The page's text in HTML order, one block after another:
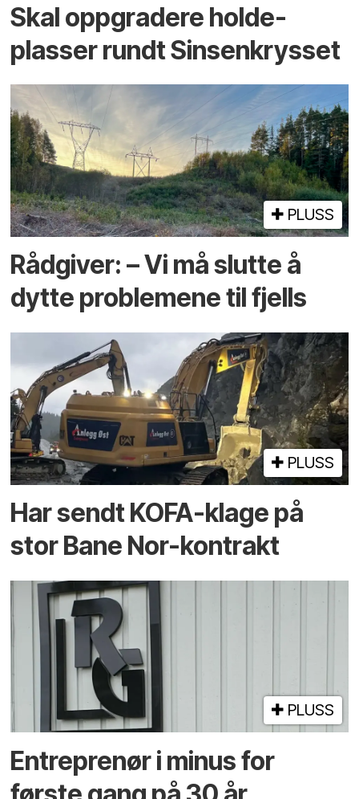
Skal oppgradere holde­
plasser rundt Sinsenkrysset
PLUSS
Rådgiver: – Vi må slutte å
dytte problemene til fjells
PLUSS
Har sendt KOFA-klage på
stor Bane Nor-kontrakt
PLUSS
Entreprenør i minus for